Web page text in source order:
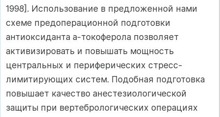
1998]. Использование в предложенной нами
схеме предоперационной подготовки
антиоксиданта а-токоферола позволяет
активизировать и повышать мощность
центральных и периферических стресс-
лимитирующих систем. Подобная подготовка
повышает качество анестезиологической
защиты при вертебрологических операциях